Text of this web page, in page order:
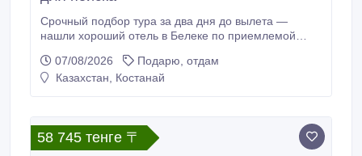
Срочный подбор тура за два дня до вылета —
нашли хороший отель в Белеке по приемлемой
достойного не останется. Ошиблись. подбор тура в
Турцию Москва.
07/08/2026
Подарю, отдам
Казахстан, Костанай
58 745 тенге 〒